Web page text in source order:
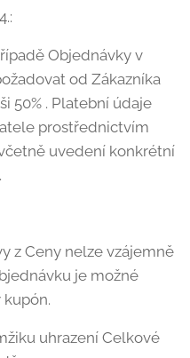
Objednávky v
od Zákazníka
50% . Platební údaje
prostřednictvím
uvedení konkrétní
z Ceny nelze vzájemně
je možné
uhrazení Celkové